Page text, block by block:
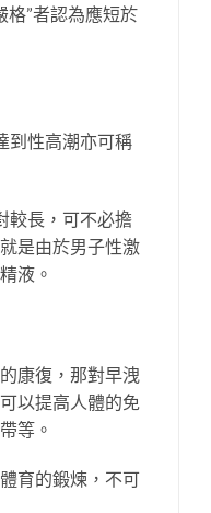
格”者認為應短於
到性高潮亦可稱
較長，可不必擔
是由於男子性激
液。
康復，那對早洩
以提高人體的免
等。
育的鍛煉，不可